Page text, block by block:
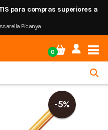
para compras superiores a
Picanya
0
-5%